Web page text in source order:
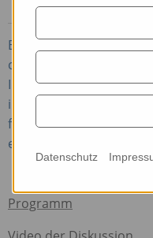
Beste, A. (2025): Long
case of soil science
International
in times of multicrisis
framing, authority,
economic power.
Programm
Datenschutz